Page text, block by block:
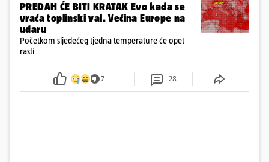
PREDAH ĆE BITI KRATAK Evo kada se
vraća toplinski val. Većina Europe na
udaru
Početkom sljedećeg tjedna temperature će opet
rasti
7 28